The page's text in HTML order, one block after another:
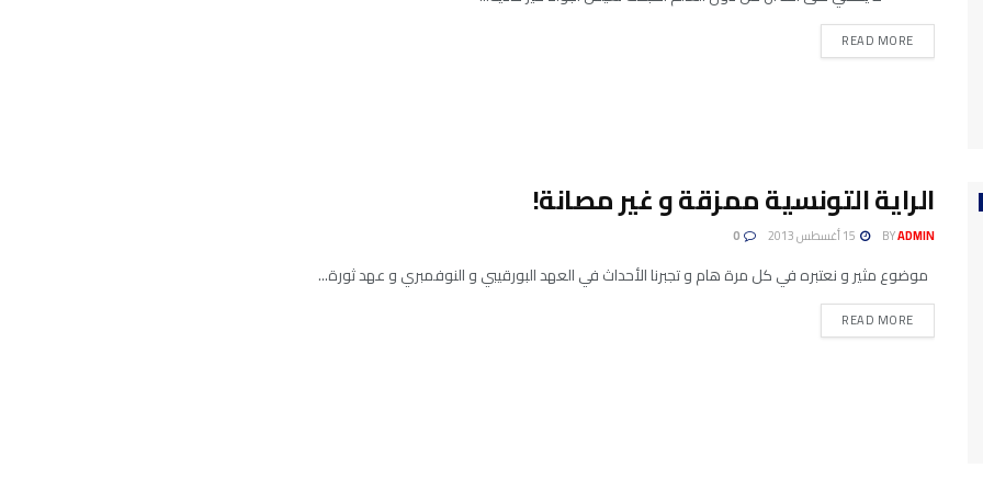
READ MORE
الراية التونسية ممزقة و غير مصانة!
BYADMIN
موضوع مثير و نعتبره في كل مرة هام و تجبرنا الأحداث في العهد البورقيبي و النوفمبري و عهد ثورة...
READ MORE